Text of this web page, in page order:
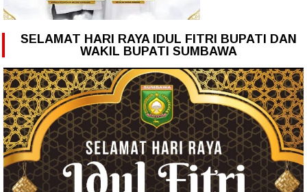
SELAMAT HARI RAYA IDUL FITRI BUPATI DAN
WAKIL BUPATI SUMBAWA